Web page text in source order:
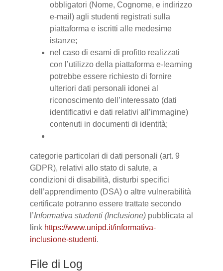
obbligatori (Nome, Cognome, e indirizzo
e-mail) agli studenti registrati sulla
piattaforma e iscritti alle medesime
istanze;
nel caso di esami di profitto realizzati
con l’utilizzo della piattaforma e-learning
potrebbe essere richiesto di fornire
ulteriori dati personali idonei al
riconoscimento dell’interessato (dati
identificativi e dati relativi all’immagine)
contenuti in documenti di identità;
categorie particolari di dati personali (art. 9
GDPR), relativi allo stato di salute, a
condizioni di disabilità, disturbi specifici
dell’apprendimento (DSA) o altre vulnerabilità
certificate potranno essere trattate secondo
l’Informativa studenti (Inclusione) pubblicata al
link https://www.unipd.it/informativa-
inclusione-studenti.
File di Log